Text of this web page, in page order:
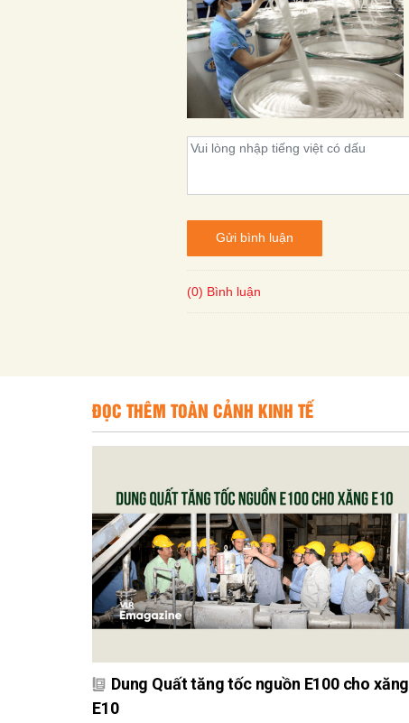
Gửi bình luận
(0) Bình luận
ĐỌC THÊM TOÀN CẢNH KINH TẾ
Dung Quất tăng tốc nguồn E100 cho xăng
E10